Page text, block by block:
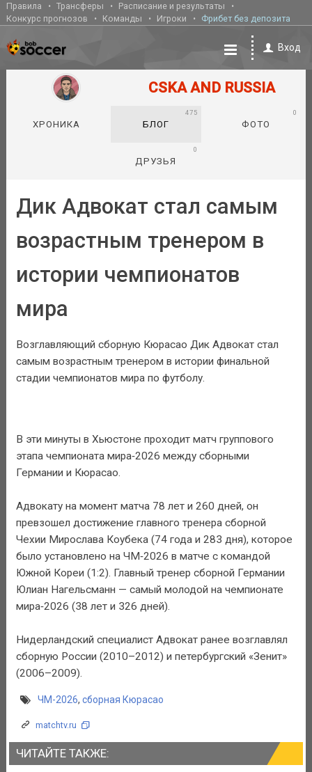
Правила Трансферы
Расписание и результаты
Конкурс прогнозов
Команды Игроки Фрибет без депозита
Вход
CSKA AND RUSSIA
ХРОНИКА БЛОГ
475
ФОТО
0
ДРУЗЬЯ
0
Дик Адвокат стал самым
возрастным тренером в
истории чемпионатов
мира
Возглавляющий сборную Кюрасао Дик Адвокат стал
самым возрастным тренером в истории финальной
стадии чемпионатов мира по футболу.
В эти минуты в Хьюстоне проходит матч группового
этапа чемпионата мира‑2026 между сборными
Германии и Кюрасао.
Адвокату на момент матча 78 лет и 260 дней, он
превзошел достижение главного тренера сборной
Чехии Мирослава Коубека (74 года и 283 дня), которое
было установлено на ЧМ‑2026 в матче с командой
Южной Кореи (1:2). Главный тренер сборной Германии
Юлиан Нагельсманн — самый молодой на чемпионате
мира‑2026 (38 лет и 326 дней).
Нидерландский специалист Адвокат ранее возглавлял
сборную России (2010–2012) и петербургский «Зенит»
(2006–2009).
ЧМ-2026, сборная Кюрасао
matchtv.ru
ЧИТАЙТЕ ТАКЖЕ: